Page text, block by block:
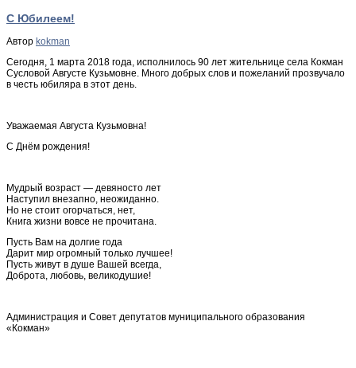
С Юбилеем!
Автор kokman
Сегодня, 1 марта 2018 года, исполнилось 90 лет жительнице села Кокман
Сусловой Августе Кузьмовне. Много добрых слов и пожеланий прозвучало
в честь юбиляра в этот день.
Уважаемая Августа Кузьмовна!
С Днём рождения!
Мудрый возраст — девяносто лет
Наступил внезапно, неожиданно.
Но не стоит огорчаться, нет,
Книга жизни вовсе не прочитана.
Пусть Вам на долгие года
Дарит мир огромный только лучшее!
Пусть живут в душе Вашей всегда,
Доброта, любовь, великодушие!
Администрация и Совет депутатов муниципального образования
«Кокман»